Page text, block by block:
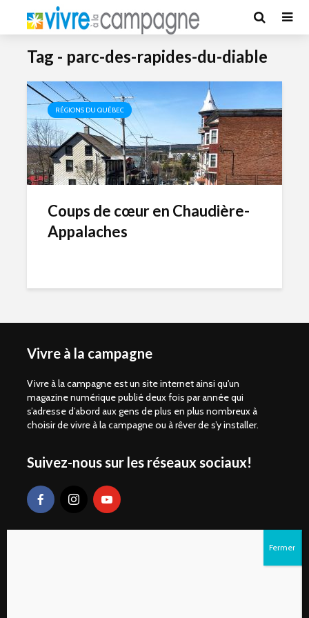
Tag - parc-des-rapides-du-diable
RÉGIONS DU QUÉBEC
Coups de cœur en Chaudière-
Appalaches
Vivre à la campagne
Vivre à la campagne est un site internet ainsi qu'un
magazine numérique publié deux fois par année qui
s’adresse d’abord aux gens de plus en plus nombreux à
choisir de vivre à la campagne ou à rêver de s’y installer.
Suivez-nous sur les réseaux sociaux!